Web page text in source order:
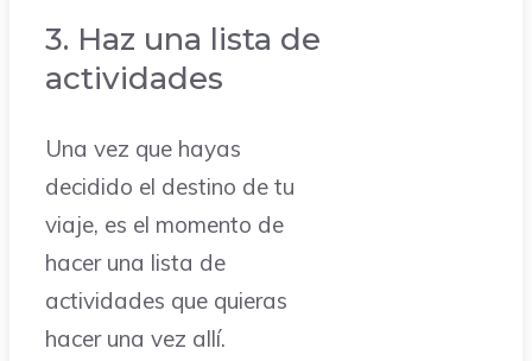
3. Haz una lista de
actividades
Una vez que hayas
decidido el destino de tu
viaje, es el momento de
hacer una lista de
actividades que quieras
hacer una vez allí.